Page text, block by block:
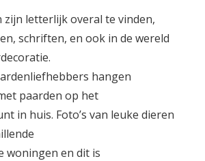
zijn letterlijk overal te vinden,
schriften, en ook in de wereld
hangen
paarden op het
in huis. Foto’s van leuke dieren
woningen en dit is